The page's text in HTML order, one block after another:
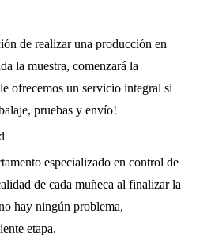
de realizar una producción en
la muestra, comenzará la
ofrecemos un servicio integral si
pruebas y envío!
especializado en control de
de cada muñeca al finalizar la
hay ningún problema,
etapa.